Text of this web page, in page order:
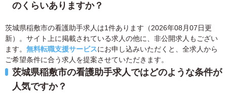
のくらいありますか？
茨城県稲敷市の看護助手求人は1件あります（2026年08月07日更
新）。サイト上に掲載されている求人の他に、非公開求人もござい
ます。 無料転職支援サービスにお申し込みいただくと、全求人から
ご希望条件に合う求人を提案させていただきます。
茨城県稲敷市の看護助手求人ではどのような条件が
人気ですか？